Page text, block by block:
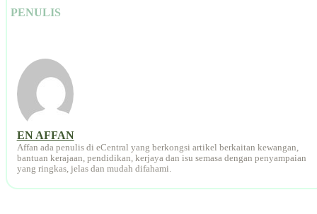
PENULIS
EN AFFAN
Affan ada penulis di eCentral yang berkongsi artikel berkaitan kewangan,
bantuan kerajaan, pendidikan, kerjaya dan isu semasa dengan penyampaian
yang ringkas, jelas dan mudah difahami.